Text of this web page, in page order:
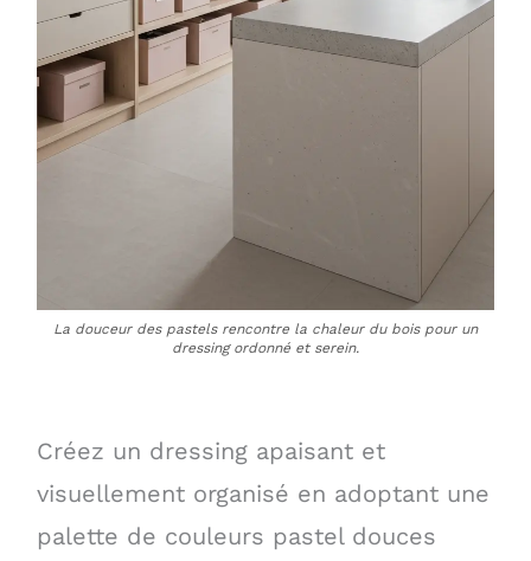
La douceur des pastels rencontre la chaleur du bois pour un
dressing ordonné et serein.
Créez un dressing apaisant et
visuellement organisé en adoptant une
palette de couleurs pastel douces